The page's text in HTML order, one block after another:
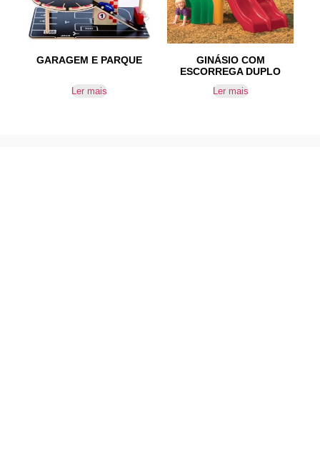
GARAGEM E PARQUE
Ler mais
GINÁSIO COM
ESCORREGA DUPLO
Ler mais